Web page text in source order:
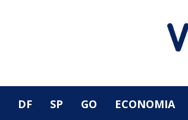
DF SP GO ECONOMIA